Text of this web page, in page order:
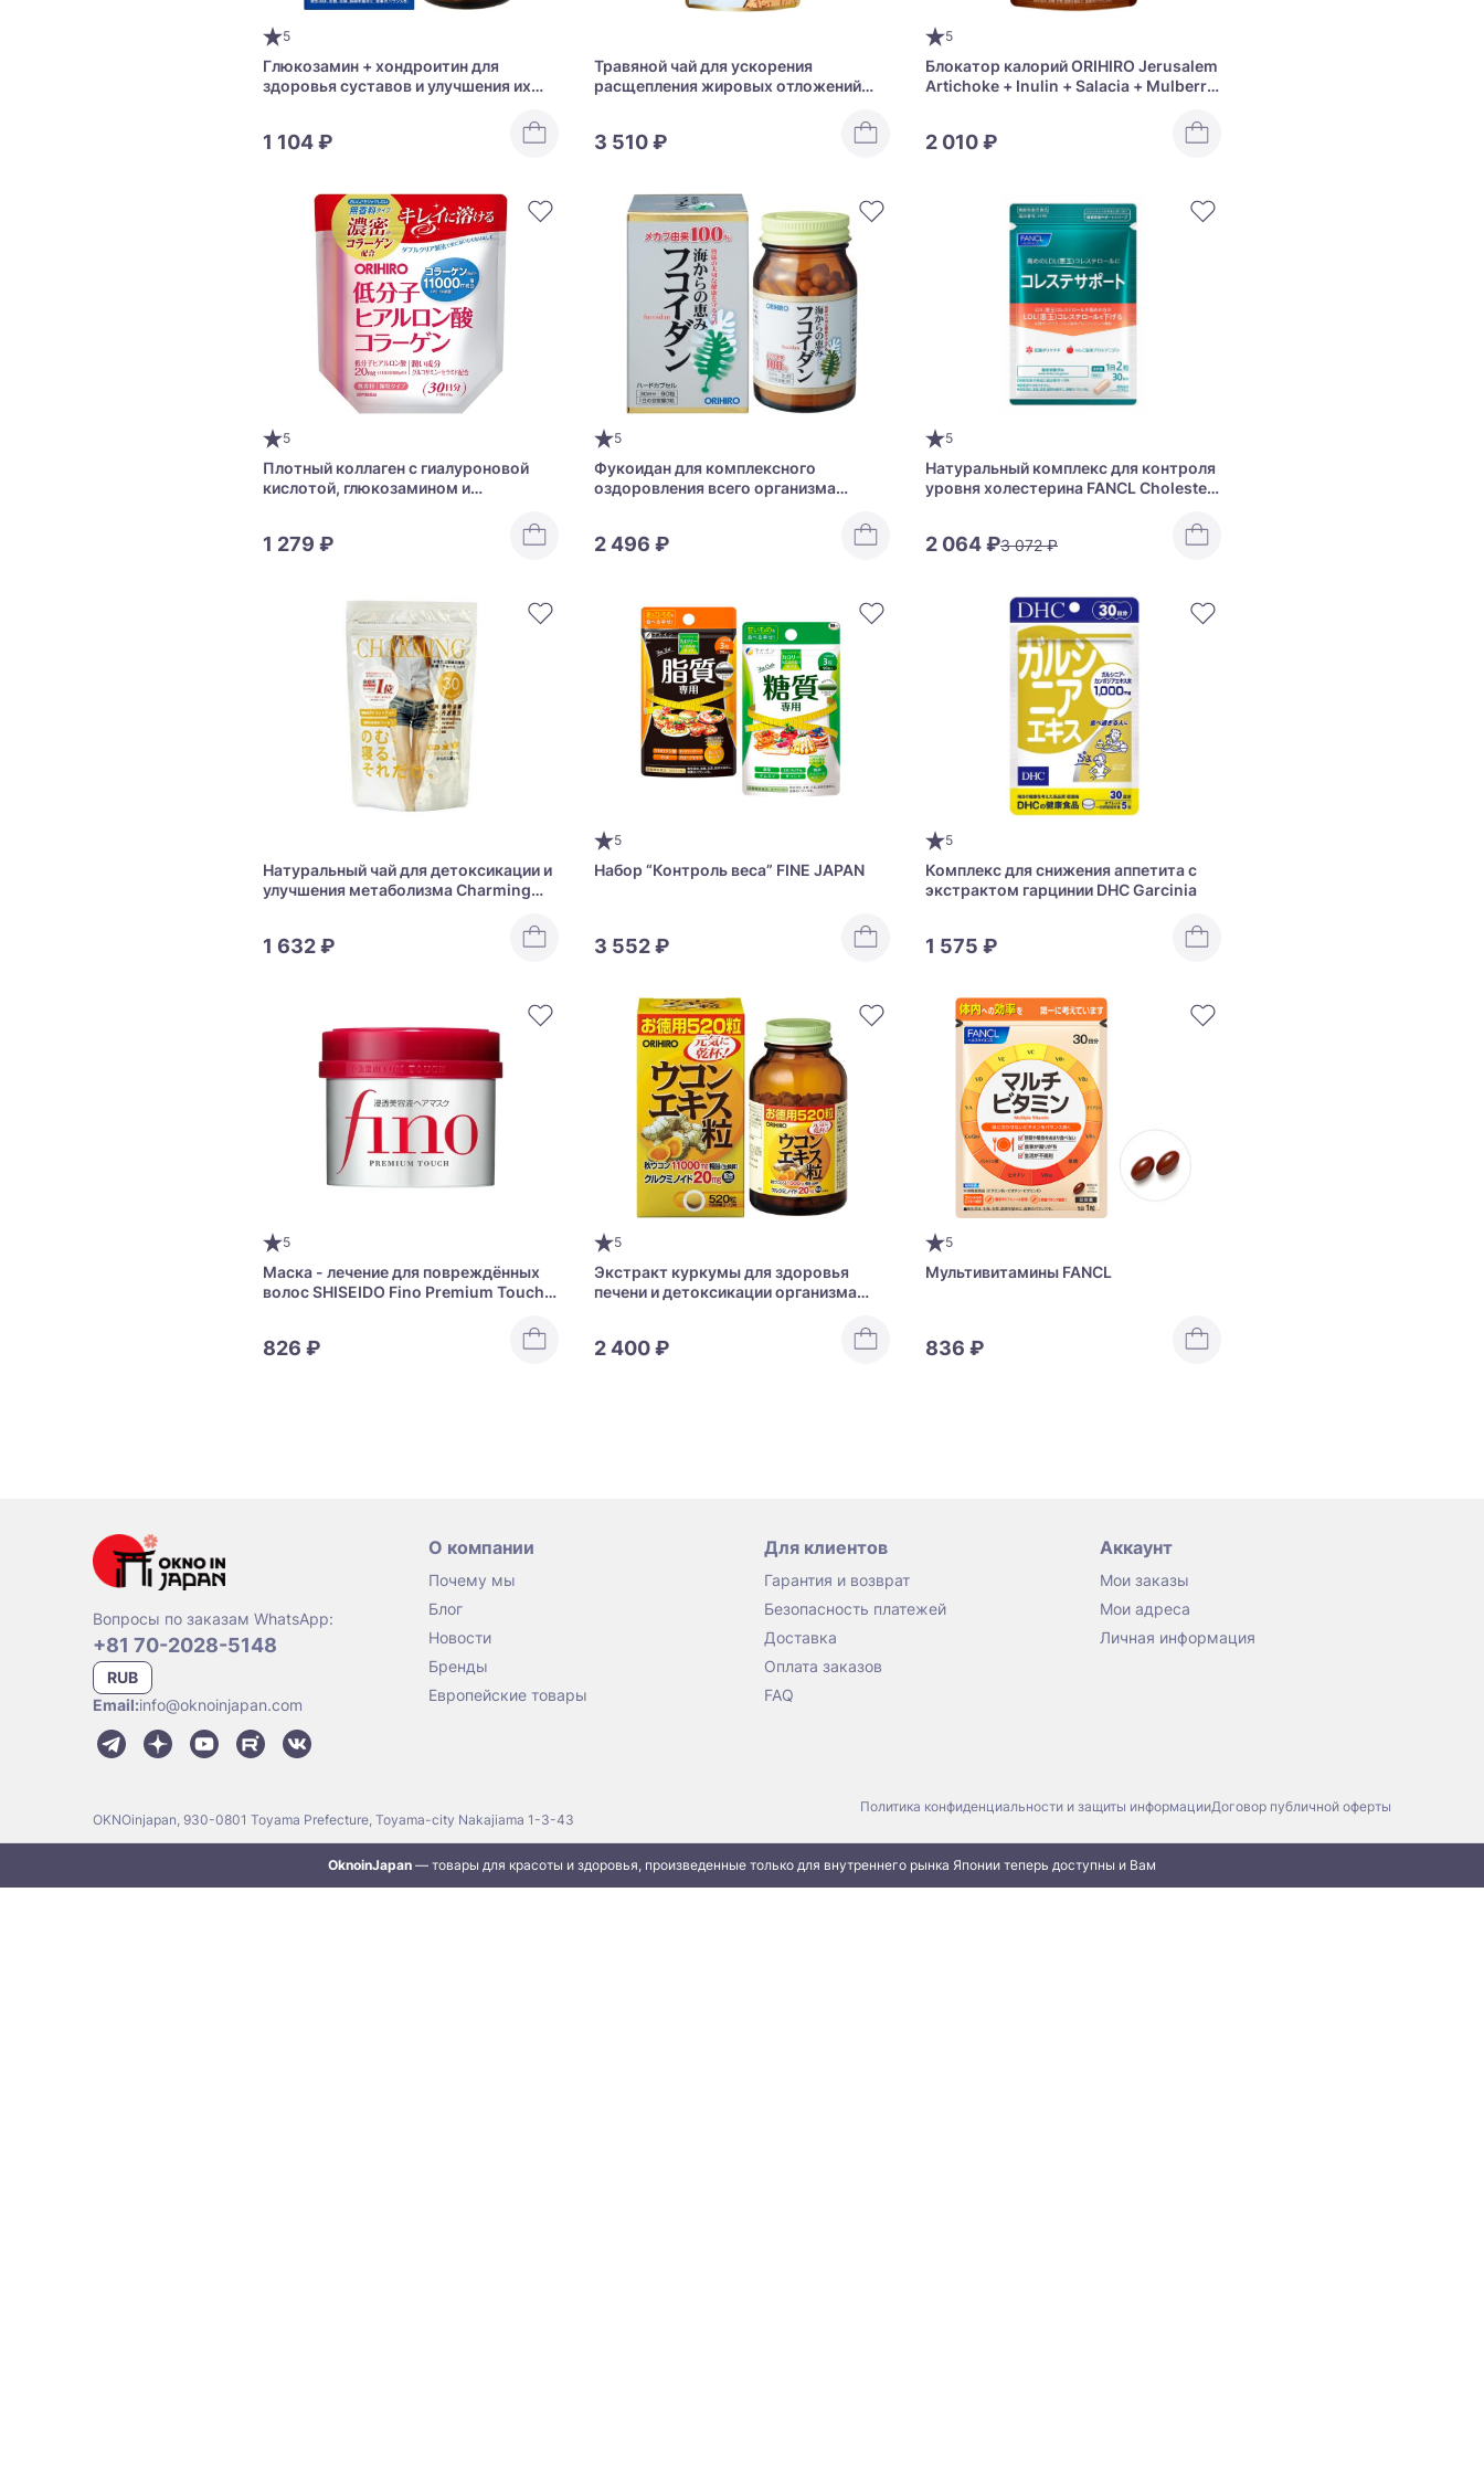
5
Глюкозамин + хондроитин для
здоровья суставов и улучшения их
1 104 ₽
Травяной чай для ускорения
расщепления жировых отложений
3 510 ₽
5
Блокатор калорий ORIHIRO Jerusalem
Artichoke + Inulin + Salacia + Mulberry
2 010 ₽
5
Плотный коллаген с гиалуроновой
кислотой, глюкозамином и
1 279 ₽
5
Фукоидан для комплексного
оздоровления всего организма
2 496 ₽
5
Натуральный комплекс для контроля
уровня холестерина FANCL Choleste
2 064 ₽3 072 ₽
Натуральный чай для детоксикации и
улучшения метаболизма Charming
1 632 ₽
5
Набор “Контроль веса” FINE JAPAN
3 552 ₽
5
Комплекс для снижения аппетита с
экстрактом гарцинии DHC Garcinia
1 575 ₽
5
Маска - лечение для повреждённых
волос SHISEIDO Fino Premium Touch с
826 ₽
5
Экстракт куркумы для здоровья
печени и детоксикации организма
2 400 ₽
5
Мультивитамины FANCL
836 ₽
Вопросы по заказам WhatsApp:
+81 70-2028-5148
RUB
Email:info@oknoinjapan.com
О компании
Почему мы
Блог
Новости
Бренды
Европейские товары
Для клиентов
Гарантия и возврат
Безопасность платежей
Доставка
Оплата заказов
FAQ
Аккаунт
Мои заказы
Мои адреса
Личная информация
OKNOinjapan, 930-0801 Toyama Prefecture, Toyama-city Nakajiama 1-3-43
Политика конфиденциальности и защиты информацииДоговор публичной оферты
OknoinJapan — товары для красоты и здоровья, произведенные только для внутреннего рынка Японии теперь доступны и Вам